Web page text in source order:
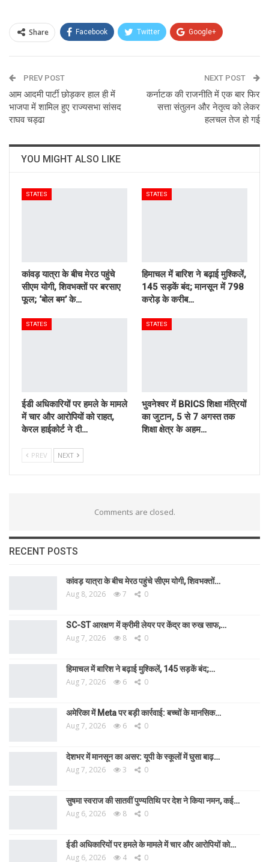
Share Facebook Twitter Google+
Email
PREV POST
आम आदमी पार्टी छोड़कर हाल ही में
भाजपा में शामिल हुए राज्यसभा सांसद
राघव चड्ढा
NEXT POST
कर्नाटक की राजनीति में एक बार फिर
सत्ता संतुलन और नेतृत्व को लेकर
हलचल तेज हो गई
YOU MIGHT ALSO LIKE
STATES
कांवड़ यात्रा के बीच मेरठ पहुंचे
सीएम योगी, शिवभक्तों पर बरसाए
फूल; ‘बोल बम’ के…
STATES
हिमाचल में बारिश ने बढ़ाई मुश्किलें,
145 सड़कें बंद; मानसून में 798
करोड़ के करीब…
STATES
ईडी अधिकारियों पर हमले के मामले
में चार और आरोपियों को राहत,
केरल हाईकोर्ट ने दी…
STATES
भुवनेश्वर में BRICS शिक्षा मंत्रियों
का जुटान, 5 से 7 अगस्त तक
शिक्षा क्षेत्र के अहम…
PREV NEXT
Comments are closed.
RECENT POSTS
कांवड़ यात्रा के बीच मेरठ पहुंचे सीएम योगी, शिवभक्तों…
Aug 8, 2026 7 0
SC-ST आरक्षण में क्रीमी लेयर पर केंद्र का रुख साफ,…
Aug 7, 2026 8 0
हिमाचल में बारिश ने बढ़ाई मुश्किलें, 145 सड़कें बंद;…
Aug 7, 2026 6 0
अमेरिका में Meta पर बड़ी कार्रवाई: बच्चों के मानसिक…
Aug 7, 2026 6 0
देशभर में मानसून का असर: यूपी के स्कूलों में घुसा बाढ़…
Aug 7, 2026 3 0
सुषमा स्वराज की सातवीं पुण्यतिथि पर देश ने किया नमन, कई…
Aug 6, 2026 8 0
ईडी अधिकारियों पर हमले के मामले में चार और आरोपियों को…
Aug 6, 2026 4 0